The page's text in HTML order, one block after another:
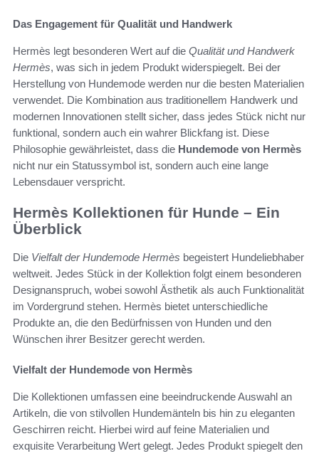
Das Engagement für Qualität und Handwerk
Hermès legt besonderen Wert auf die Qualität und Handwerk
Hermès, was sich in jedem Produkt widerspiegelt. Bei der
Herstellung von Hundemode werden nur die besten Materialien
verwendet. Die Kombination aus traditionellem Handwerk und
modernen Innovationen stellt sicher, dass jedes Stück nicht nur
funktional, sondern auch ein wahrer Blickfang ist. Diese
Philosophie gewährleistet, dass die Hundemode von Hermès
nicht nur ein Statussymbol ist, sondern auch eine lange
Lebensdauer verspricht.
Hermès Kollektionen für Hunde – Ein
Überblick
Die Vielfalt der Hundemode Hermès begeistert Hundeliebhaber
weltweit. Jedes Stück in der Kollektion folgt einem besonderen
Designanspruch, wobei sowohl Ästhetik als auch Funktionalität
im Vordergrund stehen. Hermès bietet unterschiedliche
Produkte an, die den Bedürfnissen von Hunden und den
Wünschen ihrer Besitzer gerecht werden.
Vielfalt der Hundemode von Hermès
Die Kollektionen umfassen eine beeindruckende Auswahl an
Artikeln, die von stilvollen Hundemänteln bis hin zu eleganten
Geschirren reicht. Hierbei wird auf feine Materialien und
exquisite Verarbeitung Wert gelegt. Jedes Produkt spiegelt den